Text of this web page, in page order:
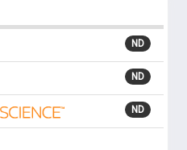
ND
ND
ND